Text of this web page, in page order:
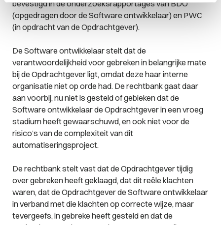
bevestigd in de onderzoeksrapportages van BDO
(opgedragen door de Software ontwikkelaar) en PWC
(in opdracht van de Opdrachtgever).
De Software ontwikkelaar stelt dat de
verantwoordelijkheid voor gebreken in belangrijke mate
bij de Opdrachtgever ligt, omdat deze haar interne
organisatie niet op orde had. De rechtbank gaat daar
aan voorbij, nu niet is gesteld of gebleken dat de
Software ontwikkelaar de Opdrachtgever in een vroeg
stadium heeft gewaarschuwd, en ook niet voor de
risico’s van de complexiteit van dit
automatiseringsproject.
De rechtbank stelt vast dat de Opdrachtgever tijdig
over gebreken heeft geklaagd, dat dit reële klachten
waren, dat de Opdrachtgever de Software ontwikkelaar
in verband met die klachten op correcte wijze, maar
tevergeefs, in gebreke heeft gesteld en dat de